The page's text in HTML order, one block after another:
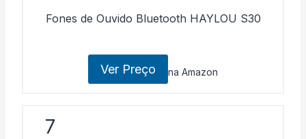
Fones de Ouvido Bluetooth HAYLOU S30
Ver Preço na Amazon
7